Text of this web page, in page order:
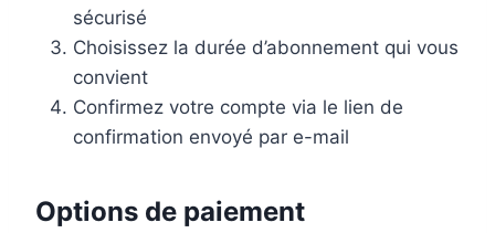
sécurisé
Choisissez la durée d’abonnement qui vous
convient
Confirmez votre compte via le lien de
confirmation envoyé par e-mail
Options de paiement